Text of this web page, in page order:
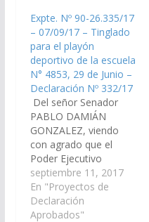
deportivo de la Escuela
Especial, en el
Municipio de Hipólito
Yrigoyen,
Departamento Orán.
(Expte. Nº 90-
24.133/15 – A la
Comisión de…
Expte. Nº 90-26.335/17
– 07/09/17 – Tinglado
para el playón
deportivo de la escuela
N° 4853, 29 de Junio –
Declaración Nº 332/17
Del señor Senador
PABLO DAMIÁN
GONZALEZ, viendo
con agrado que el
Poder Ejecutivo
Provincial, a través del
ministerio de Hacienda
y Finanzas del
Gobierno de la
septiembre 11, 2017
En "Proyectos de
Declaración
Aprobados"